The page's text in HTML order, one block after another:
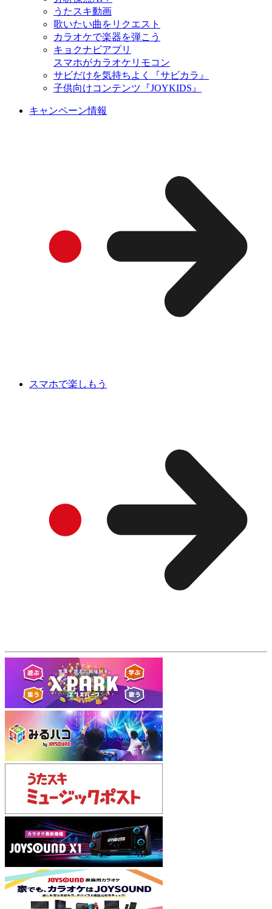
うたスキ動画
歌いたい曲をリクエスト
カラオケで楽器を弾こう
キョクナビアプリ
スマホがカラオケリモコン
サビだけを気持ちよく『サビカラ』
子供向けコンテンツ『JOYKIDS』
キャンペーン情報
スマホで楽しもう